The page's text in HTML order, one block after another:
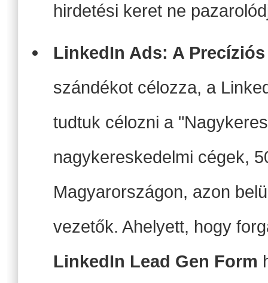
hirdetési keret ne
LinkedIn Ads: A
szándékot célozza, a
tudtuk célozni a
nagykereskedelmi cégek,
Magyarországon, azon
vezetők. Ahelyett, hogy
LinkedIn Lead Gen Form